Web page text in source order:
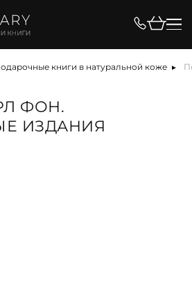
книги в натуральной коже
ФОН.
ИЗДАНИЯ